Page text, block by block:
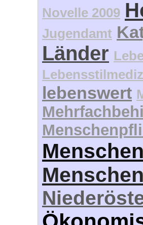
lebenswert
Assistenz
Pflege